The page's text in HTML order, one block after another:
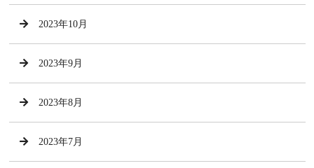
2023年10月
2023年9月
2023年8月
2023年7月